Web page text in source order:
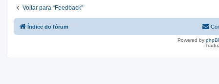
Voltar para “Feedback”
Índice do fórum
Powered by